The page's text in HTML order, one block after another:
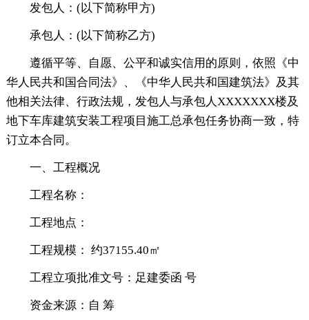
发包人：(以下简称甲方)
承包人：(以下简称乙方)
遵循平等、自愿、公平和诚实信用的原则，依照《中
华人民共和国合同法》、《中华人民共和国建筑法》及其
他相关法律、行政法规，发包人与承包人XXXXXXX楼及
地下车库建筑安装工程项目施工总承包任务协商一致，特
订立本合同。
一、工程概况
工程名称：
工程地点：
工程规模： 约37155.40㎡
工程立项批准文号：足建委函 号
资金来源：自 筹